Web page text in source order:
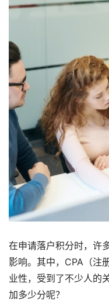
在申请落户积分时，许
影响。其中，CPA（注
业性，受到了不少人的
加多少分呢？